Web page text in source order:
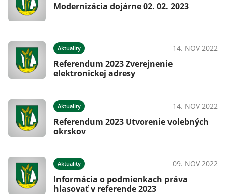
Modernizácia dojárne 02. 02. 2023
Aktuality 14. NOV 2022
Referendum 2023 Zverejnenie
elektronickej adresy
Aktuality 14. NOV 2022
Referendum 2023 Utvorenie volebných
okrskov
Aktuality 09. NOV 2022
Informácia o podmienkach práva
hlasovať v referende 2023